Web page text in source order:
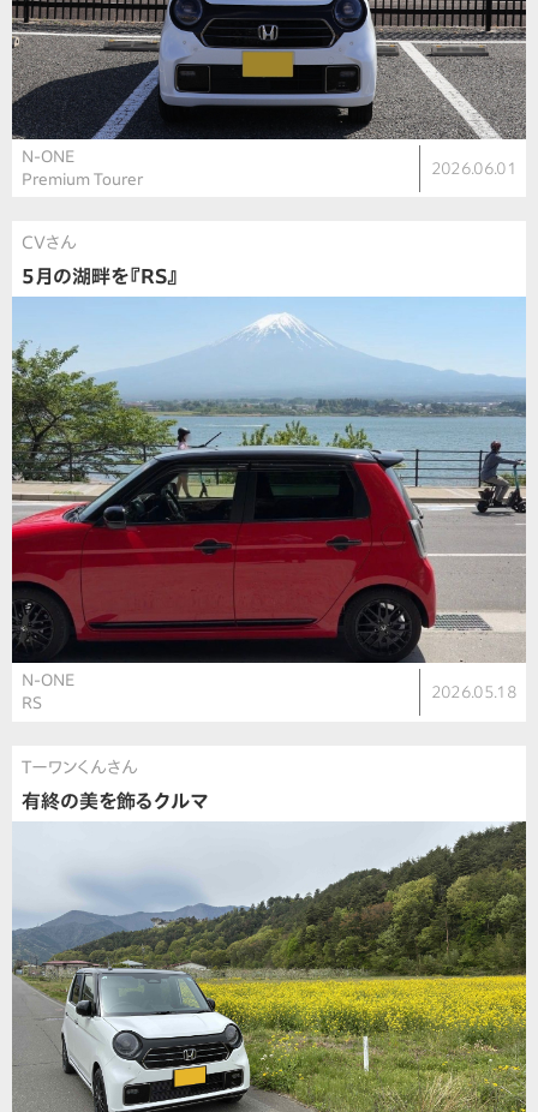
N-ONE
Premium Tourer
2026.06.01
CVさん
5月の湖畔を『RS』
N-ONE
RS
2026.05.18
Tーワンくんさん
有終の美を飾るクルマ